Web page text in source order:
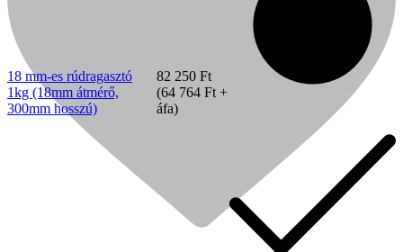
18 mm-es rúdragasztó
1kg (18mm átmérő,
300mm hosszú)
82 250 Ft
(64 764 Ft +
áfa)
átmérő,
300mm
hosszú)
mennyiség